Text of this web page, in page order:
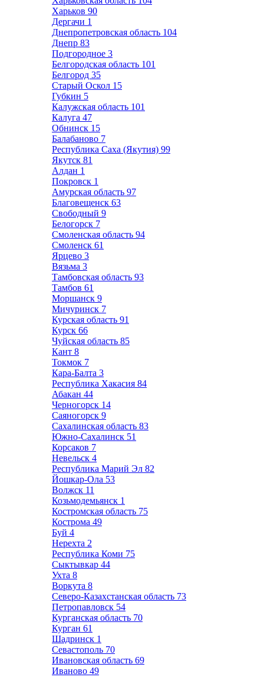
Харьков 90
Дергачи 1
Днепропетровская область 104
Днепр 83
Подгородное 3
Белгородская область 101
Белгород 35
Старый Оскол 15
Губкин 5
Калужская область 101
Калуга 47
Обнинск 15
Балабаново 7
Республика Саха (Якутия) 99
Якутск 81
Алдан 1
Покровск 1
Амурская область 97
Благовещенск 63
Свободный 9
Белогорск 7
Смоленская область 94
Смоленск 61
Ярцево 3
Вязьма 3
Тамбовская область 93
Тамбов 61
Моршанск 9
Мичуринск 7
Курская область 91
Курск 66
Чуйская область 85
Кант 8
Токмок 7
Кара-Балта 3
Республика Хакасия 84
Абакан 44
Черногорск 14
Саяногорск 9
Сахалинская область 83
Южно-Сахалинск 51
Корсаков 7
Невельск 4
Республика Марий Эл 82
Йошкар-Ола 53
Волжск 11
Козьмодемьянск 1
Костромская область 75
Кострома 49
Буй 4
Нерехта 2
Республика Коми 75
Сыктывкар 44
Ухта 8
Воркута 8
Северо-Казахстанская область 73
Петропавловск 54
Курганская область 70
Курган 61
Шадринск 1
Севастополь 70
Ивановская область 69
Иваново 49